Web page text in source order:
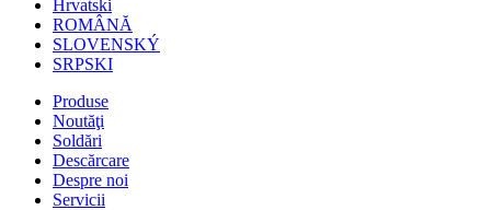
Hrvatski
ROMÂNĂ
SLOVENSKÝ
SRPSKI
Produse
Noutăţi
Soldări
Descărcare
Despre noi
Servicii